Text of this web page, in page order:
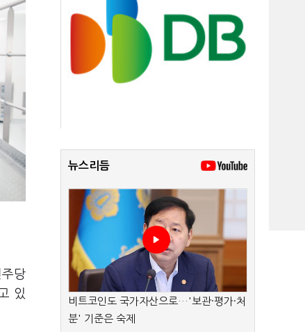
당
있
뉴스리듬
비트코인도 국가자산으로…'보관·평가·처
분' 기준은 숙제